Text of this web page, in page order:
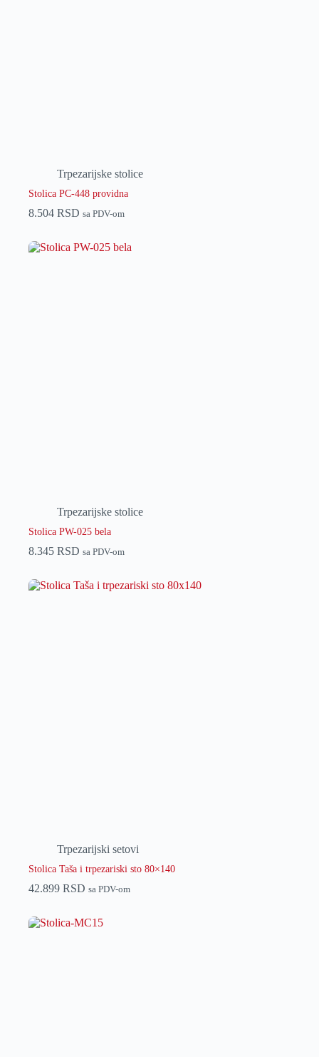
Trpezarijske stolice
Stolica PC-448 providna
8.504 RSD sa PDV-om
Trpezarijske stolice
Stolica PW-025 bela
8.345 RSD sa PDV-om
Trpezarijski setovi
Stolica Taša i trpezariski sto 80×140
42.899 RSD sa PDV-om